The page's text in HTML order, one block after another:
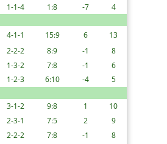
1-1-4 1:8 -7
4
4-1-1 15:9 6
13
2-2-2 8:9 -1
8
1-3-2 7:8 -1
6
1-2-3 6:10 -4
5
3-1-2 9:8 1
10
2-3-1 7:5 2
9
2-2-2 7:8 -1
8